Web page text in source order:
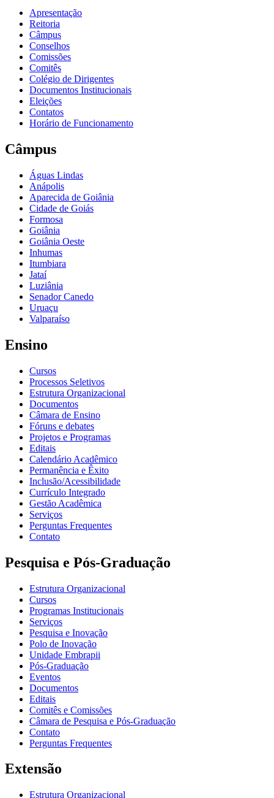
Apresentação
Reitoria
Câmpus
Conselhos
Comissões
Comitês
Colégio de Dirigentes
Documentos Institucionais
Eleições
Contatos
Horário de Funcionamento
Câmpus
Águas Lindas
Anápolis
Aparecida de Goiânia
Cidade de Goiás
Formosa
Goiânia
Goiânia Oeste
Inhumas
Itumbiara
Jataí
Luziânia
Senador Canedo
Uruaçu
Valparaíso
Ensino
Cursos
Processos Seletivos
Estrutura Organizacional
Documentos
Câmara de Ensino
Fóruns e debates
Projetos e Programas
Editais
Calendário Acadêmico
Permanência e Êxito
Inclusão/Acessibilidade
Currículo Integrado
Gestão Acadêmica
Serviços
Perguntas Frequentes
Contato
Pesquisa e Pós-Graduação
Estrutura Organizacional
Cursos
Programas Institucionais
Serviços
Pesquisa e Inovação
Polo de Inovação
Unidade Embrapii
Pós-Graduação
Eventos
Documentos
Editais
Comitês e Comissões
Câmara de Pesquisa e Pós-Graduação
Contato
Perguntas Frequentes
Extensão
Estrutura Organizacional